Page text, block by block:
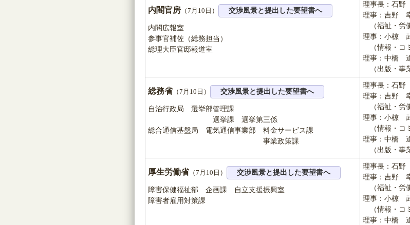
内閣官房 （7月10日） 交渉風景と提出した要望書へ
内閣広報室
参事官補佐（総務担当）
総理大臣官邸報道室
理事長：石
理事：吉野
（福祉・労
理事：小椋
（情報・コ
理事：中橋
（出版・事
総務省（7月10日） 交渉風景と提出した要望書へ
自治行政局 選挙部管理課
選挙課 選挙第三係
総合通信基盤局 電気通信事業部 料金サービス課
事業政策課
理事長：石
理事：吉野
（福祉・労
理事：小椋
（情報・コ
理事：中橋
（出版・事
厚生労働省（7月10日） 交渉風景と提出した要望書へ
障害保健福祉部 企画課 自立支援振興室
障害者雇用対策課
理事長：石
理事：吉野
（福祉・労
理事：小椋
（情報・コ
理事：中橋